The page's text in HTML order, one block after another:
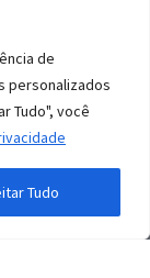
de
personalizados
Tudo", você
Tudo